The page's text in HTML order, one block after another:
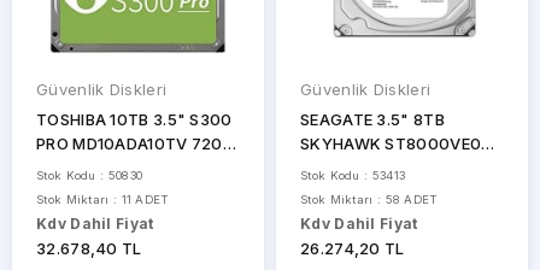
Güvenlik Diskleri
TOSHIBA 10TB 3.5" S300
PRO MD10ADA10TV 7200
RPM 256MB SATA-3
Güvenlik Diski
Stok Kodu : 50830
Stok Miktarı : 11 ADET
Kdv Dahil Fiyat
32.678,40 TL
Güvenlik Diskleri
SEAGATE 3.5" 8TB
SKYHAWK ST8000VE001
7200 RPM 256MB SATA-3
Güvenlik Diski Distribütör
Garantili
Stok Kodu : 53413
Stok Miktarı : 58 ADET
Kdv Dahil Fiyat
26.274,20 TL